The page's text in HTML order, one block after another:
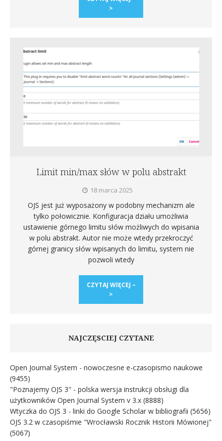
>
Limit min/max słów w polu abstrakt
18 marca 2025
OJS jest już wyposażony w podobny mechanizm ale
tylko połowicznie. Konfiguracja działu umożliwia
ustawienie górnego limitu słów możliwych do wpisania
w polu abstrakt. Autor nie może wtedy przekroczyć
górnej granicy słów wpisanych do limitu, system nie
pozwoli wtedy
CZYTAJ WIĘCEJ –
>
NAJCZĘSCIEJ CZYTANE
Open Journal System - nowoczesne e-czasopismo naukowe
(9455)
"Poznajemy OJS 3" - polska wersja instrukcji obsługi dla
użytkowników Open Journal System v 3.x (8888)
Wtyczka do OJS 3 - linki do Google Scholar w bibliografii (5656)
OJS 3.2 w czasopiśmie "Wrocławski Rocznik Historii Mówionej"
(5067)